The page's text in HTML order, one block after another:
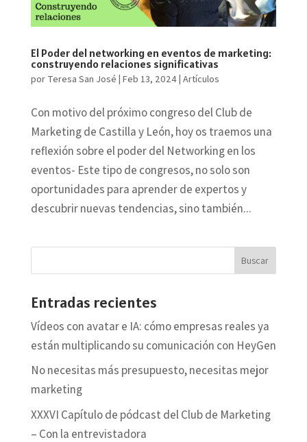
El Poder del networking en eventos de marketing:
construyendo relaciones significativas
por Teresa San José | Feb 13, 2024| Artículos
Con motivo del próximo congreso del Club de
Marketing de Castilla y León, hoy os traemos una
reflexión sobre el poder del Networking en los
eventos- Este tipo de congresos, no solo son
oportunidades para aprender de expertos y
descubrir nuevas tendencias, sino también...
Entradas recientes
Vídeos con avatar e IA: cómo empresas reales ya
están multiplicando su comunicación con HeyGen
No necesitas más presupuesto, necesitas mejor
marketing
XXXVI Capítulo de pódcast del Club de Marketing
– Con la entrevistadora